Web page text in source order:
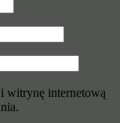
witrynę internetową